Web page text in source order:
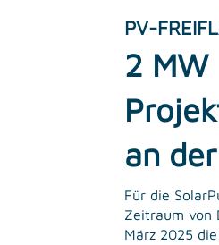
PV-
2 MW
an
Für die
Zeitraum von
März 2025